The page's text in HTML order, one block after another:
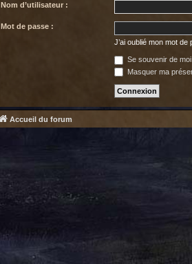
Nom d’utilisateur :
Mot de passe :
J’ai oublié mon mot de
Se souvenir de moi
Masquer ma
Accueil du forum